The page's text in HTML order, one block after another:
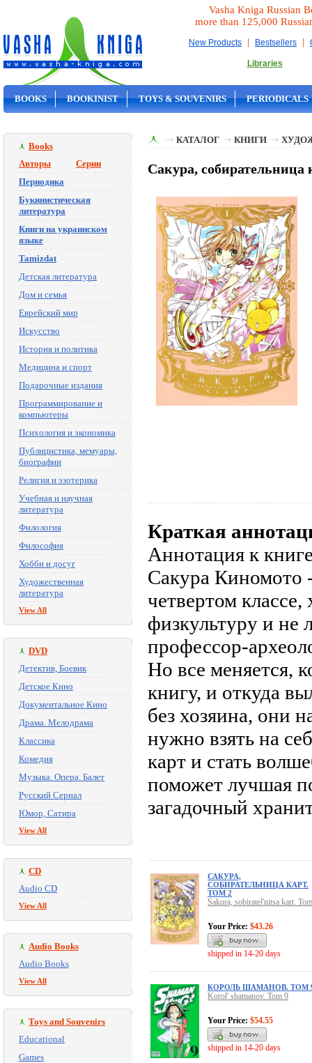
Vasha Kniga Russian
more than 125,000
New Products | Bestsellers |
Libraries
BOOKS BOOKINIST TOYS & SOUVENIRS PERIODICALS
Books
Авторы
Серии
Периодика
Букинистическая
литература
Книги на украинском
языке
Tamizdat
Детская литература
Дом и семья
Еврейский мир
Искусство
История и политика
Медицина и спорт
Подарочные издания
Программирование и
компьютеры
Психология и экономика
Публицистика, мемуары,
биографии
Религия и эзотерика
Учебная и научная
литература
Филология
Философия
Хобби и досуг
Художественная
литература
View All
DVD
Детектив, Боевик
Детское Кино
Документальное Кино
Драма. Мелодрама
Классика
Комедия
Музыка. Опера. Балет
Русский Сериал
Юмор, Сатира
View All
CD
Audio CD
View All
Audio Books
Audio Books
View All
Toys and Souvenirs
Educational
Games
КАТАЛОГ КНИГИ
Сакура, собирательница
Краткая
Аннотация к
Сакура Киномото
четвертом
физкультуру и не
профессор-
Но все меняется,
книгу, и откуда
без хозяина, они
нужно взять на
карт и стать
поможет лучшая
загадочный
САКУРА,
СОБИРАТЕЛЬНИЦА КАРТ.
ТОМ 2
Sakura, sobiratel'nitsa kart.
Your Price: $43.26
shipped in 14-20 days
КОРОЛЬ ШАМАНОВ. ТОМ
Korol' shamanov. Tom 9
Your Price: $54.55
shipped in 14-20 days